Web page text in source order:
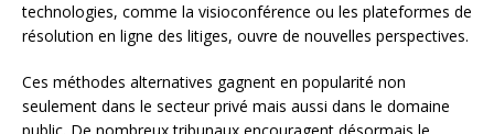
technologies, comme la visioconférence ou les plateformes de
résolution en ligne des litiges, ouvre de nouvelles perspectives.
Ces méthodes alternatives gagnent en popularité non
seulement dans le secteur privé mais aussi dans le domaine